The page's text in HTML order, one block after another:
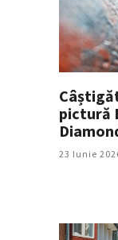
pictură
23 Iunie